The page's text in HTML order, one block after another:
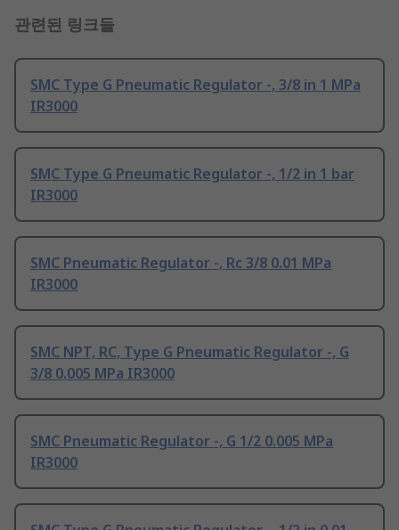
관련된 링크들
SMC Type G Pneumatic Regulator -, 3/8 in 1 MPa
IR3000
SMC Type G Pneumatic Regulator -, 1/2 in 1 bar
IR3000
SMC Pneumatic Regulator -, Rc 3/8 0.01 MPa
IR3000
SMC NPT, RC, Type G Pneumatic Regulator -, G
3/8 0.005 MPa IR3000
SMC Pneumatic Regulator -, G 1/2 0.005 MPa
IR3000